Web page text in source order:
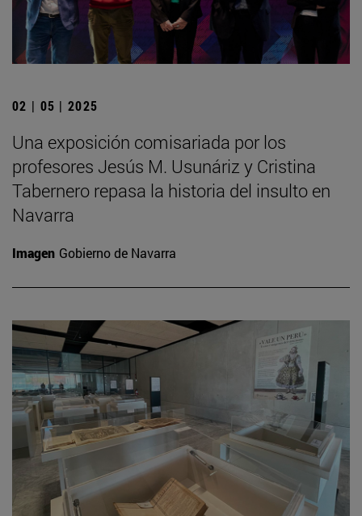
02 | 05 | 2025
Una exposición comisariada por los
profesores Jesús M. Usunáriz y Cristina
Tabernero repasa la historia del insulto en
Navarra
Imagen Gobierno de Navarra